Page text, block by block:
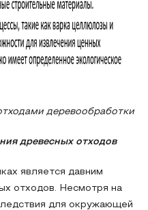
деревообработки
древесных отходов
является давним
отходов. Несмотря на
для окружающей